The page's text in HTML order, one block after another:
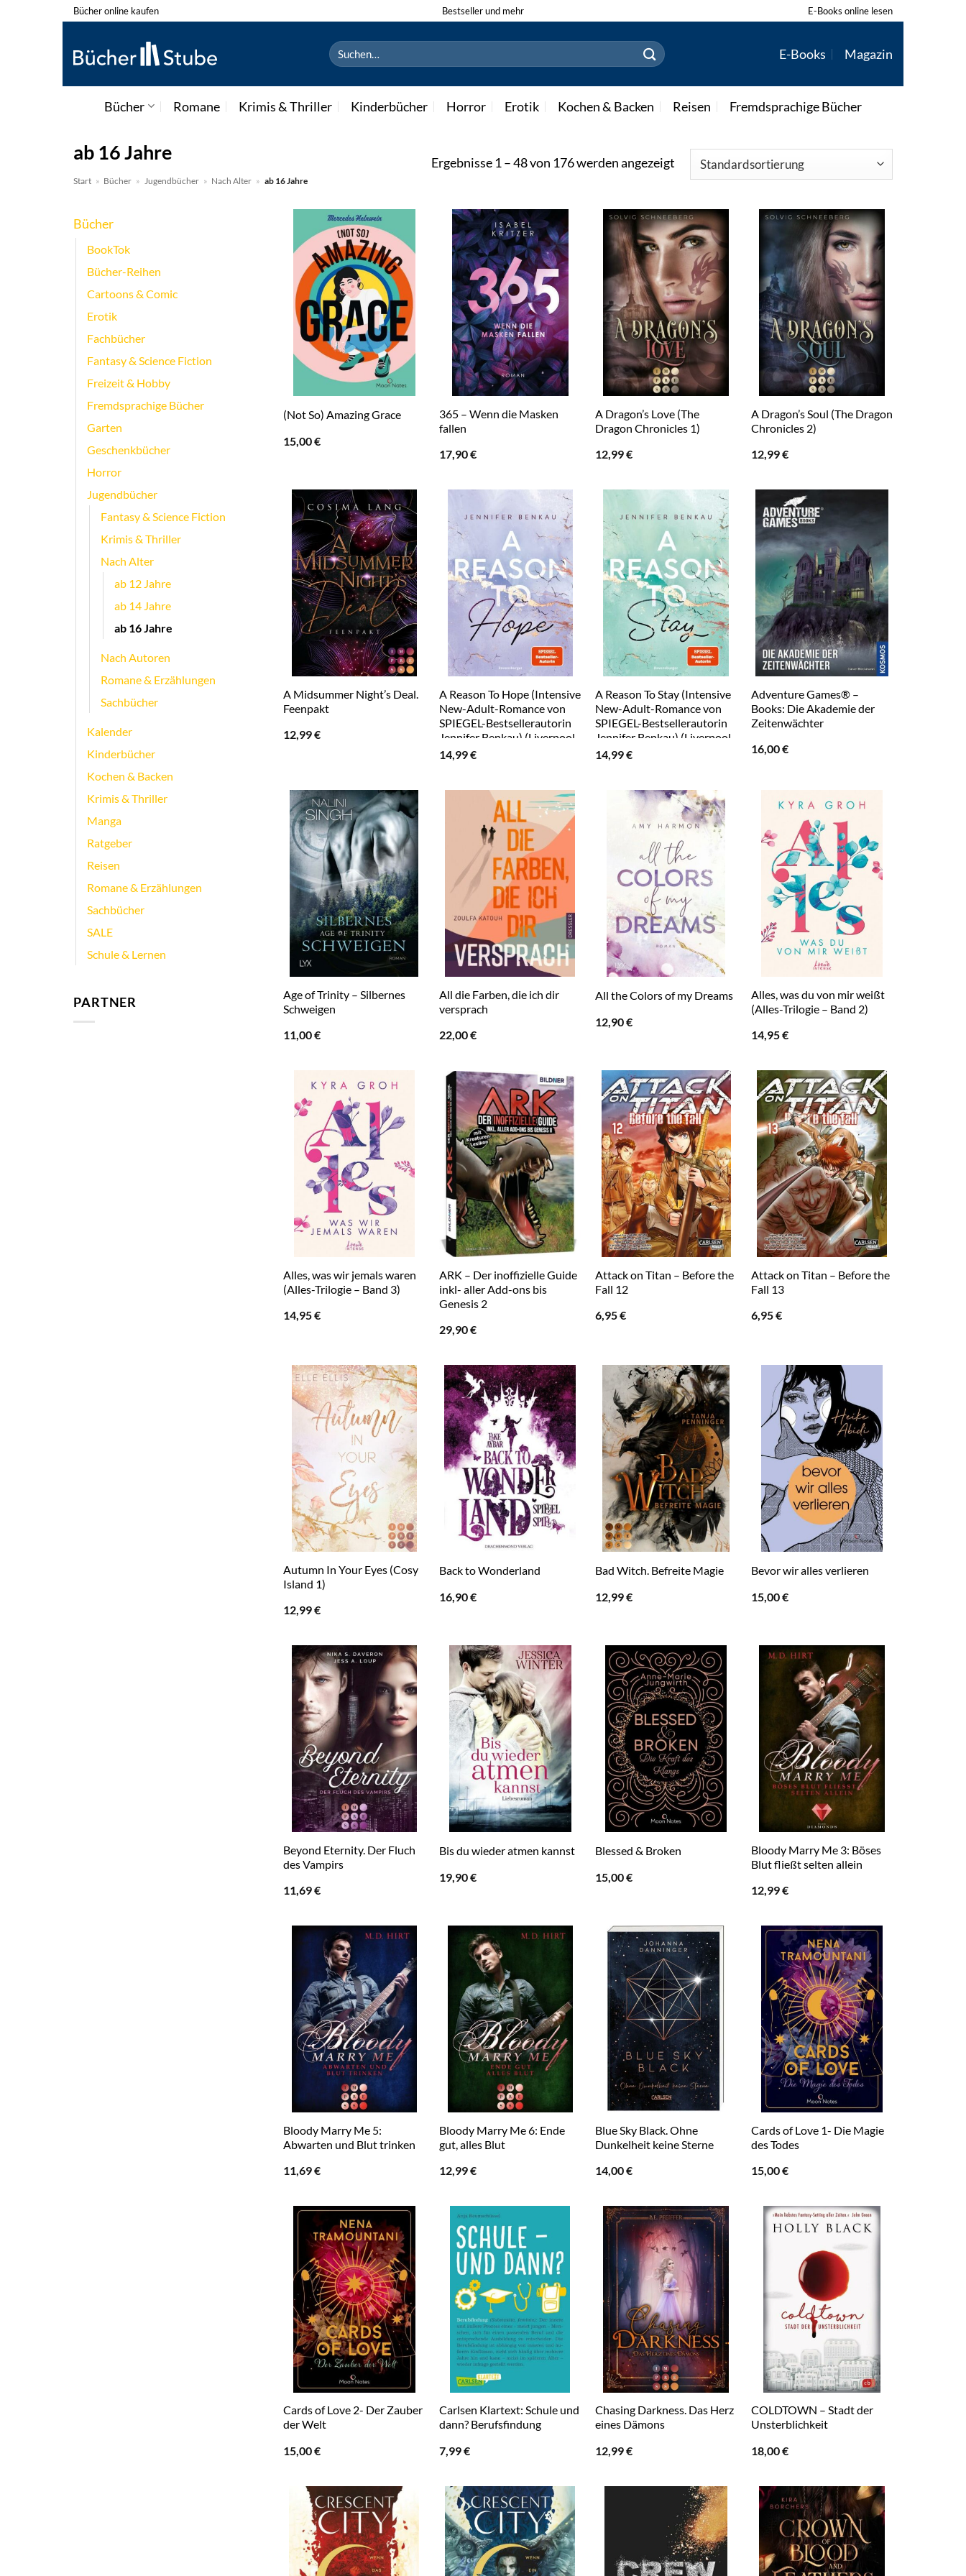
Zum
springen
Bücher online kaufen Bestseller und mehr E-Books online lesen
Suchen
nach:
E-Books Magazin
Bücher Romane Krimis & Thriller Kinderbücher Horror Erotik Kochen & Backen Reisen Fremdsprachige Bücher
ab 16 Jahre
Start » Bücher » Jugendbücher » Nach Alter » ab 16 Jahre
Ergebnisse 1 – 48 von 176 werden angezeigt
Bücher
BookTok
Bücher-Reihen
Cartoons & Comic
Erotik
Fachbücher
Fantasy & Science Fiction
Freizeit & Hobby
Fremdsprachige Bücher
Garten
Geschenkbücher
Horror
Jugendbücher
Fantasy & Science Fiction
Krimis & Thriller
Nach Alter
ab 12 Jahre
ab 14 Jahre
ab 16 Jahre
Nach Autoren
Romane & Erzählungen
Sachbücher
Kalender
Kinderbücher
Kochen & Backen
Krimis & Thriller
Manga
Ratgeber
Reisen
Romane & Erzählungen
Sachbücher
SALE
Schule & Lernen
PARTNER
(Not So) Amazing Grace
15,00€
365 – Wenn die Masken
fallen
17,90€
A Dragon’s Love (The
Dragon Chronicles 1)
12,99€
A Dragon’s Soul (The Dragon
Chronicles 2)
12,99€
A Midsummer Night’s Deal.
Feenpakt
12,99€
A Reason To Hope (Intensive
New-Adult-Romance von
SPIEGEL-Bestsellerautorin
Jennifer Benkau) (Liverpool-
Reihe 2)
14,99€
A Reason To Stay (Intensive
New-Adult-Romance von
SPIEGEL-Bestsellerautorin
Jennifer Benkau) (Liverpool-
Reihe 1)
14,99€
Adventure Games® –
Books: Die Akademie der
Zeitenwächter
16,00€
Age of Trinity – Silbernes
Schweigen
11,00€
All die Farben, die ich dir
versprach
22,00€
All the Colors of my Dreams
12,90€
Alles, was du von mir weißt
(Alles-Trilogie – Band 2)
14,95€
Alles, was wir jemals waren
(Alles-Trilogie – Band 3)
14,95€
ARK – Der inoffizielle Guide
inkl- aller Add-ons bis
Genesis 2
29,90€
Attack on Titan – Before the
Fall 12
6,95€
Attack on Titan – Before the
Fall 13
6,95€
Autumn In Your Eyes (Cosy
Island 1)
12,99€
Back to Wonderland
16,90€
Bad Witch. Befreite Magie
12,99€
Bevor wir alles verlieren
15,00€
Beyond Eternity. Der Fluch
des Vampirs
11,69€
Bis du wieder atmen kannst
19,90€
Blessed & Broken
15,00€
Bloody Marry Me 3: Böses
Blut fließt selten allein
12,99€
Bloody Marry Me 5:
Abwarten und Blut trinken
11,69€
Bloody Marry Me 6: Ende
gut, alles Blut
12,99€
Blue Sky Black. Ohne
Dunkelheit keine Sterne
14,00€
Cards of Love 1- Die Magie
des Todes
15,00€
Cards of Love 2- Der Zauber
der Welt
15,00€
Carlsen Klartext: Schule und
dann? Berufsfindung
7,99€
Chasing Darkness. Das Herz
eines Dämons
12,99€
COLDTOWN – Stadt der
Unsterblichkeit
18,00€